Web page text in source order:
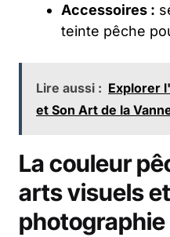
Accessoires :
teinte pêche
Lire aussi : Explorer
et Son Art de la
La couleur
arts visuels
photographie